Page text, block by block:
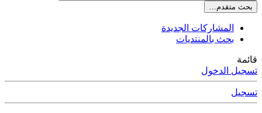
بحث متقدم…
المشاركات الجديدة
بحث بالمنتديات
قائمة
تسجيل الدخول
تسجيل